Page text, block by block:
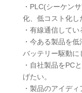
・PLC(シーケン
化、低コスト化し
・有線通信して
・今ある製品を
バッテリー駆動に
・自社製品をPC
げたい。
・製品のアイデ